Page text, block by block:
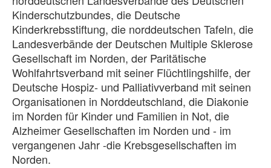
Kinderschutzbundes, die Deutsche
Kinderkrebsstiftung, die norddeutschen Tafeln, die
Landesverbände der Deutschen Multiple Sklerose
Gesellschaft im Norden, der Paritätische
Wohlfahrtsverband mit seiner Flüchtlingshilfe, der
Deutsche Hospiz- und Palliativverband mit seinen
Organisationen in Norddeutschland, die Diakonie
im Norden für Kinder und Familien in Not, die
Alzheimer Gesellschaften im Norden und - im
vergangenen Jahr -die Krebsgesellschaften im
Norden.